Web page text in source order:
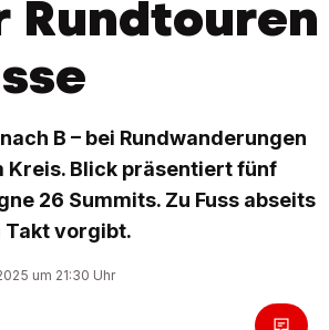
Rundtouren
B – bei Rundwanderungen
Blick präsentiert fünf
26 Summits. Zu Fuss abseits
Takt vorgibt.
um 21:30 Uhr